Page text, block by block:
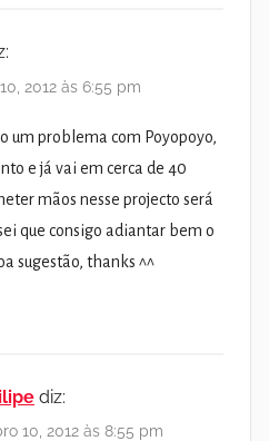
2012 às 6:55 pm
um problema com Poyopoyo,
e já vai em cerca de 40
mãos nesse projecto será
que consigo adiantar bem o
sugestão, thanks ^^
diz:
10, 2012 às 8:55 pm